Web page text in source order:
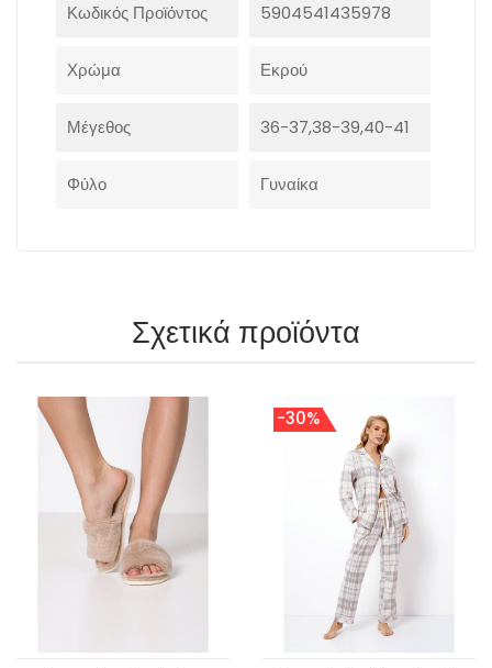
Κωδικός Προϊόντος 5904541435978
Χρώμα Εκρού
Μέγεθος 36-37,38-39,40-41
Φύλο Γυναίκα
Σχετικά προϊόντα
-30%